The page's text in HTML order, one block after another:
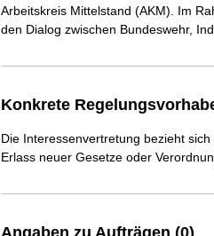
Arbeitskreis Mittelstand (AKM). Im
den Dialog zwischen Bundeswehr,
Konkrete
Die Interessenvertretung bezieht
Erlass neuer Gesetze oder
Angaben zu Aufträgen (0)